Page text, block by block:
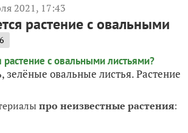
2021, 17:43
растение с овальными
6
зелёные овальные листья. Растение
про неизвестные растения: